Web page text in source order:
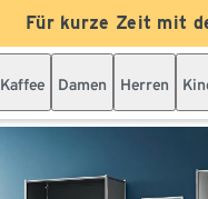
Für kurze Zeit mit
Kaffee Damen Herren